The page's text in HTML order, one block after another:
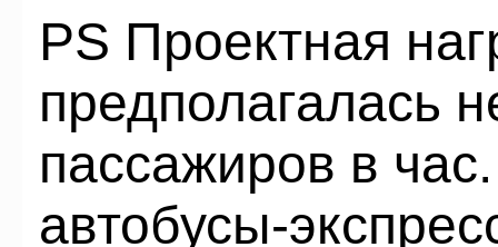
PS Проектная
предполагалась
пассажиров в
автобусы-